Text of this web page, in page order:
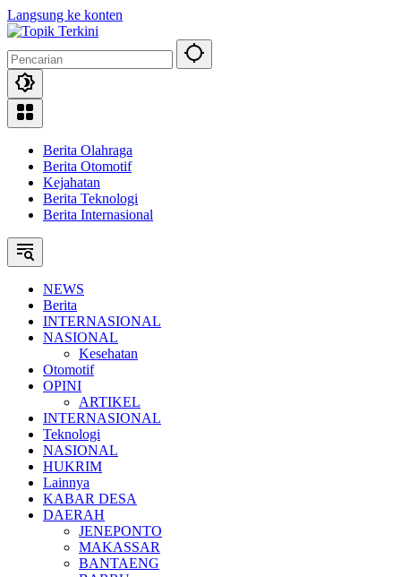
Langsung ke konten
Berita Olahraga
Berita Otomotif
Kejahatan
Berita Teknologi
Berita Internasional
NEWS
Berita
INTERNASIONAL
NASIONAL
Kesehatan
Otomotif
OPINI
ARTIKEL
INTERNASIONAL
Teknologi
NASIONAL
HUKRIM
Lainnya
KABAR DESA
DAERAH
JENEPONTO
MAKASSAR
BANTAENG